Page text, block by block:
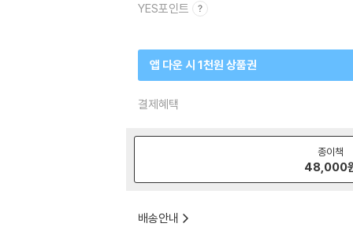
YES포인트
앱 다운 시 1천원 상품권
결제혜택
종이책
48,000
배송안내